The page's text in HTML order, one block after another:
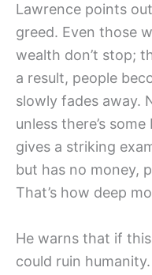
Lawrence points
greed. Even those
wealth don’t stop;
a result, people
slowly fades away.
unless there’s
gives a striking
but has no money,
That’s how deep
He warns that if
could ruin